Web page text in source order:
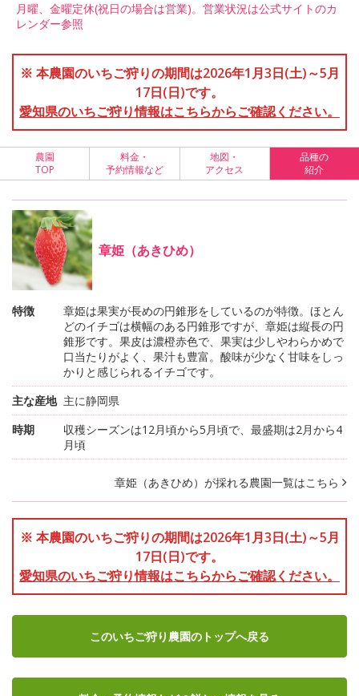
月曜、金曜定休(祝日の場合は営業)。営業状況は公式サイトのカ
レンダー参照
※ 本農園のいちご狩りの期間は2026年1月3日(土)～5月
17日(日)です。
愛知県のいちご狩り情報はこちらからご確認ください。
農園
TOP
料金・
予約情報など
地図・
アクセス
品種の
紹介
章姫（あきひめ）
特徴
章姫は果実が長めの円錐形をしているのが特徴。ほとん
どのイチゴは横幅のある円錐形ですが、章姫は縦長の円
錐形です。果皮は濃橙赤色で、果実は少しやわらかめで
口当たりがよく、果汁も豊富。酸味が少なく甘味をしっ
かりと感じられるイチゴです。
主な産地 主に静岡県
時期
収穫シーズンは12月頃から5月頃で、最盛期は2月から4
月頃
章姫（あきひめ）が採れる農園一覧はこちら
※ 本農園のいちご狩りの期間は2026年1月3日(土)～5月
17日(日)です。
愛知県のいちご狩り情報はこちらからご確認ください。
このいちご狩り農園のトップへ戻る